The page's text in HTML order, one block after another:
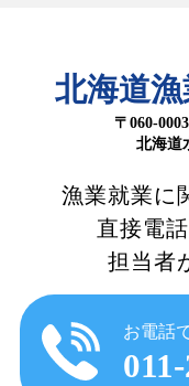
北海道
〒060-
北海道
漁業就業に
直接電
担当者
お電話